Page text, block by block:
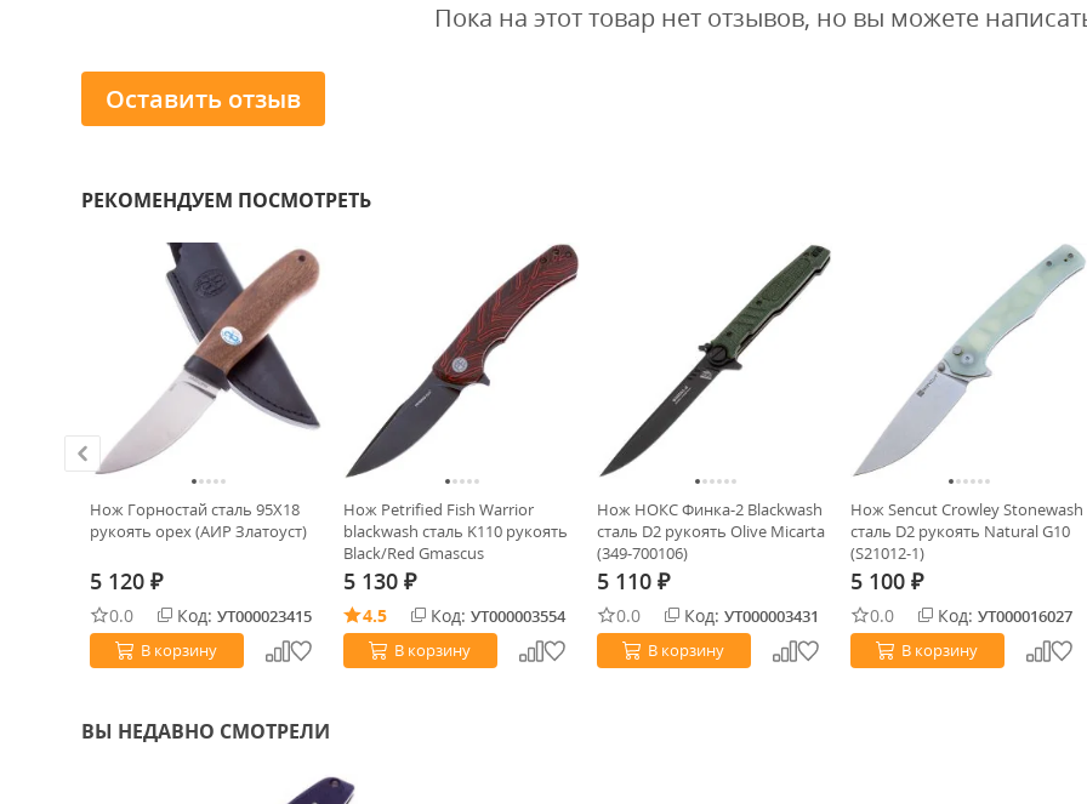
Пока на этот товар нет отзывов, но вы можете
Оставить отзыв
РЕКОМЕНДУЕМ ПОСМОТРЕТЬ
Нож Горностай сталь 95Х18
рукоять орех (АИР Златоуст)
5 120 ₽
0.0 Код: УТ000023415
В корзину
Нож Petrified Fish Warrior
blackwash сталь K110 рукоять
Black/Red Gmascus
5 130 ₽
4.5 Код: УТ000003554
В корзину
Нож НОКС Финка-2 Blackwash
сталь D2 рукоять Olive Micarta
(349-700106)
5 110 ₽
0.0 Код: УТ000003431
В корзину
Нож Sencut Crowley Stonewash
сталь D2 рукоять Natural G10
(S21012-1)
5 100 ₽
0.0 Код: УТ000016027
В корзину
ВЫ НЕДАВНО СМОТРЕЛИ